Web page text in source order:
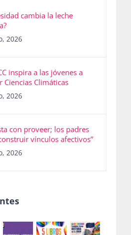
cambia la leche
2026
inspira a las jóvenes a
Ciencias Climáticas
2026
con proveer; los padres
vínculos afectivos”
2026